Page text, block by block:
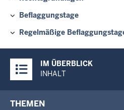
Beflaggungstage
Regelmäßige
Inhalte
IM ÜBERBLICK
INHALT
THEMEN